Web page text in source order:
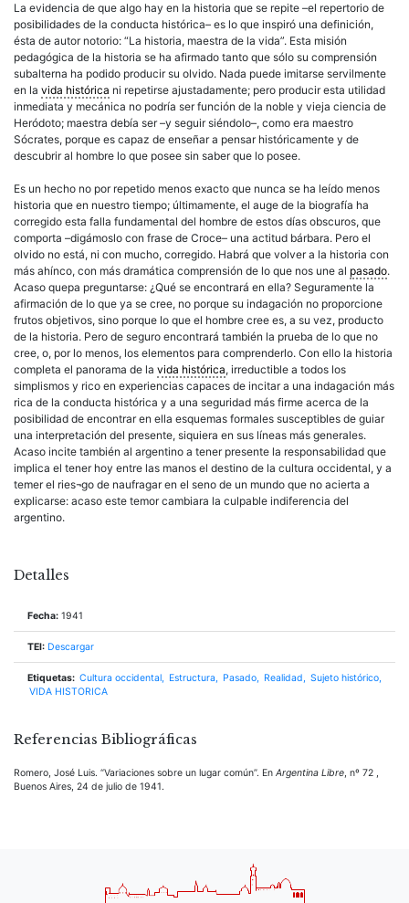
La evidencia de que algo hay en la historia que se repite –el repertorio de
posibilidades de la conducta histórica– es lo que inspiró una definición,
ésta de autor notorio: “La historia, maestra de la vida”. Esta misión
pedagógica de la historia se ha afirmado tanto que sólo su comprensión
subalterna ha podido producir su olvido. Nada puede imitarse servilmente
en la vida histórica ni repetirse ajustadamente; pero producir esta utilidad
inmediata y mecánica no podría ser función de la noble y vieja ciencia de
Heródoto; maestra debía ser –y seguir siéndolo–, como era maestro
Sócrates, porque es capaz de enseñar a pensar históricamente y de
descubrir al hombre lo que posee sin saber que lo posee.
Es un hecho no por repetido menos exacto que nunca se ha leído menos
historia que en nuestro tiempo; últimamente, el auge de la biografía ha
corregido esta falla fundamental del hombre de estos días obscuros, que
comporta –digámoslo con frase de Croce– una actitud bárbara. Pero el
olvido no está, ni con mucho, corregido. Habrá que volver a la historia con
más ahínco, con más dramática comprensión de lo que nos une al pasado.
Acaso quepa preguntarse: ¿Qué se encontrará en ella? Seguramente la
afirmación de lo que ya se cree, no porque su indagación no proporcione
frutos objetivos, sino porque lo que el hombre cree es, a su vez, producto
de la historia. Pero de seguro encontrará también la prueba de lo que no
cree, o, por lo menos, los elementos para comprenderlo. Con ello la historia
completa el panorama de la vida histórica, irreductible a todos los
simplismos y rico en experiencias capaces de incitar a una indagación más
rica de la conducta histórica y a una seguridad más firme acerca de la
posibilidad de encontrar en ella esquemas formales susceptibles de guiar
una interpretación del presente, siquiera en sus líneas más generales.
Acaso incite también al argentino a tener presente la responsabilidad que
implica el tener hoy entre las manos el destino de la cultura occidental, y a
temer el ries¬go de naufragar en el seno de un mundo que no acierta a
explicarse: acaso este temor cambiara la culpable indiferencia del
argentino.
Detalles
Fecha: 1941
TEI: Descargar
Etiquetas: Cultura occidental Estructura Pasado Realidad
Sujeto histórico
VIDA HISTORICA
Referencias Bibliográficas
Romero, José Luis. “Variaciones sobre un lugar común”. En Argentina Libre, nº 72 ,
Buenos Aires, 24 de julio de 1941.